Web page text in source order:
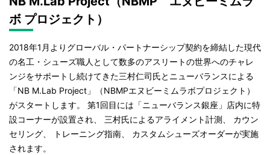
ボ プロジェクト）
2018年1月よりグローバル・パートナーシップ契約を締結した現代
の名工・シューズ職人として数多のアスリートの世界へのチャレ
ンジをサポートし続けてきた三村仁司氏とニューバランスによる
「NB M.Lab Project」（NBMPエヌビーミムラボプロジェクト）
がスタートします。 第1回目には「ニューバランス銀座」店内に特
設コーナーが設置され、 三村氏によるアライメント計測、 カウン
セリング、 トレーニング指南、 カスタムシューズオーダーが実施
されます。